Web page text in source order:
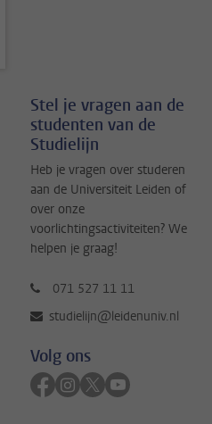
Stel je vragen aan de
studenten van de
Studielijn
Heb je vragen over studeren
aan de Universiteit Leiden of
over onze
voorlichtingsactiviteiten? We
helpen je graag!
071 527 11 11
studielijn@leidenuniv.nl
Volg ons
Volg ons op facebook
Volg ons op instagram
Volg ons op twitter
Volg ons op